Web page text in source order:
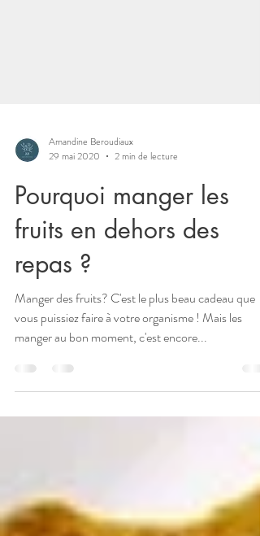
Amandine Beroudiaux
29 mai 2020
2 min de lecture
Pourquoi manger les
fruits en dehors des
repas ?
Manger des fruits? C'est le plus beau cadeau que
vous puissiez faire à votre organisme ! Mais les